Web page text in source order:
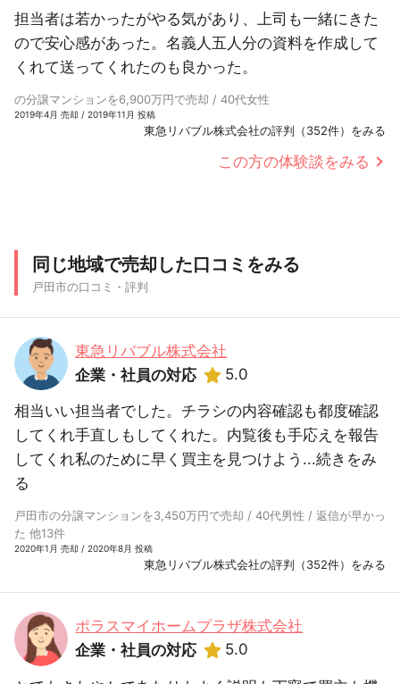
担当者は若かったがやる気があり、上司も一緒にきた
ので安心感があった。名義人五人分の資料を作成して
くれて送ってくれたのも良かった。
の分譲マンションを6,900万円で売却 / 40代女性
2019年4月 売却 / 2019年11月 投稿
東急リバブル株式会社の評判（352件）をみる
この方の体験談をみる
同じ地域で売却した口コミをみる
戸田市の口コミ・評判
東急リバブル株式会社
企業・社員の対応
5.0
相当いい担当者でした。チラシの内容確認も都度確認
してくれ手直しもしてくれた。内覧後も手応えを報告
してくれ私のために早く買主を見つけよう...続きをみ
る
戸田市の分譲マンションを3,450万円で売却 / 40代男性 / 返信が早かっ
た 他13件
2020年1月 売却 / 2020年8月 投稿
東急リバブル株式会社の評判（352件）をみる
ポラスマイホームプラザ株式会社
企業・社員の対応
5.0